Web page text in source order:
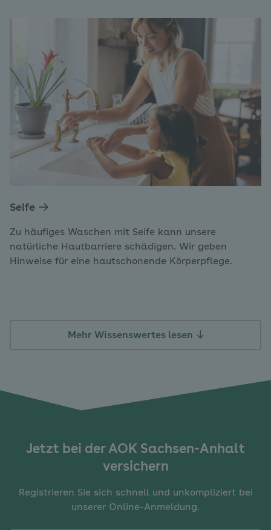
Seife
Zu häufiges Waschen mit Seife kann unsere
natürliche Hautbarriere schädigen. Wir geben
Hinweise für eine hautschonende Körperpflege.
Mehr Wissenswertes lesen
Jetzt bei der AOK Sachsen-Anhalt
versichern
Registrieren Sie sich schnell und unkompliziert bei
unserer Online-Anmeldung.